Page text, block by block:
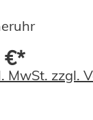
€*
MwSt. zzgl.